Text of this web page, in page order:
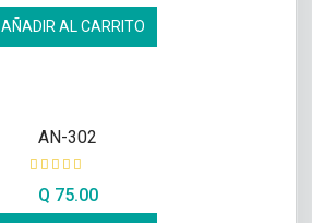
AÑADIR AL CARRITO
AN-302
Q 75.00